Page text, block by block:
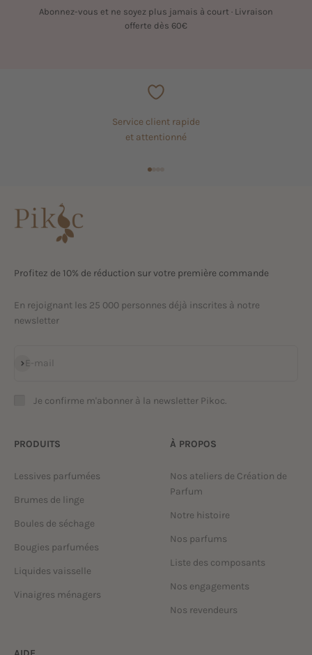
Abonnez-vous et ne soyez plus jamais à court · Livraison
offerte dès 60€
Service client rapide
et attentionné
Profitez de 10% de réduction sur votre première commande
En rejoignant les 25 000 personnes déjà inscrites à notre
newsletter
E-mail
S'inscrire
Je confirme m'abonner à la newsletter Pikoc.
PRODUITS
Lessives parfumées
Brumes de linge
Boules de séchage
Bougies parfumées
Liquides vaisselle
Vinaigres ménagers
À PROPOS
Nos ateliers de Création de
Parfum
Notre histoire
Nos parfums
Liste des composants
Nos engagements
Nos revendeurs